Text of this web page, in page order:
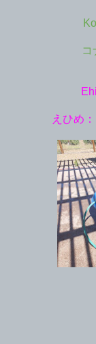
コ
えひめ